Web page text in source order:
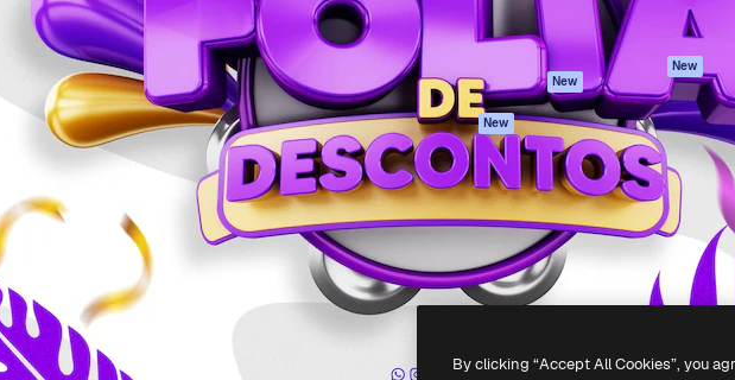
Texto para voz
Conteúdo de stock
MCP para
Claude/ChatGPT
New
Agentes New
API
App móvel
Todas as
ferramentas
Política de
privacidade
Originais
New
Política de
Central de
confiabilidade
Afiliados
Empresas
Copyright © 2010- Freepik Company S.L.U.Todos os direitos reservados.
By clicking “Accept All Cookies”, you